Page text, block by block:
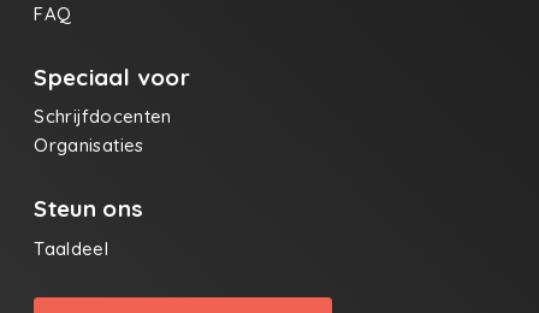
FAQ
Speciaal voor
Schrijfdocenten
Organisaties
Steun ons
Taaldeel